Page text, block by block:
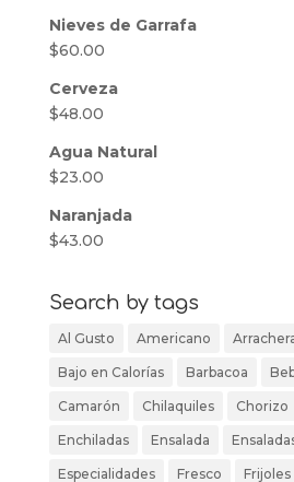
Nieves de Garrafa
$60.00
Cerveza
$48.00
Agua Natural
$23.00
Naranjada
$43.00
Search by tags
Al Gusto Americano
Bajo en Calorías Barbacoa
Camarón Chilaquiles Chorizo
Enchiladas Ensalada
Especialidades Fresco Frijoles